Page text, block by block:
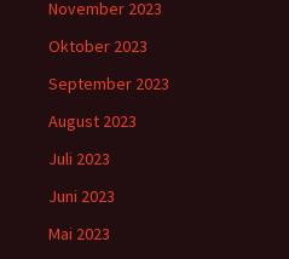
November 2023
Oktober 2023
September 2023
August 2023
Juli 2023
Juni 2023
Mai 2023